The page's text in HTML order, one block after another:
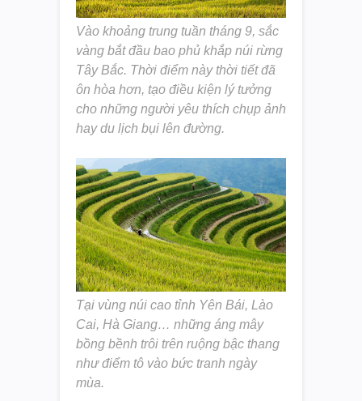
Vào khoảng trung tuần tháng 9, sắc
vàng bắt đầu bao phủ khắp núi rừng
Tây Bắc. Thời điểm này thời tiết đã
ôn hòa hơn, tạo điều kiện lý tưởng
cho những người yêu thích chụp ảnh
hay du lịch bụi lên đường.
Tại vùng núi cao tỉnh Yên Bái, Lào
Cai, Hà Giang… những áng mây
bồng bềnh trôi trên ruộng bậc thang
như điểm tô vào bức tranh ngày
mùa.